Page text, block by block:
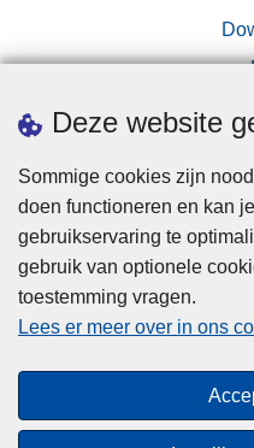
Deze website
Sommige cookies zijn
doen functioneren en kan
gebruikservaring te
gebruik van optionele
toestemming vragen.
Lees er meer over in ons